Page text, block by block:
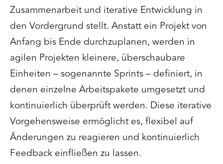
Zusammenarbeit und iterative Entwicklung in
den Vordergrund stellt. Anstatt ein Projekt von
Anfang bis Ende durchzuplanen, werden in
agilen Projekten kleinere, überschaubare
Einheiten – sogenannte Sprints – definiert, in
denen einzelne Arbeitspakete umgesetzt und
kontinuierlich überprüft werden. Diese iterative
Vorgehensweise ermöglicht es, flexibel auf
Änderungen zu reagieren und kontinuierlich
Feedback einfließen zu lassen.